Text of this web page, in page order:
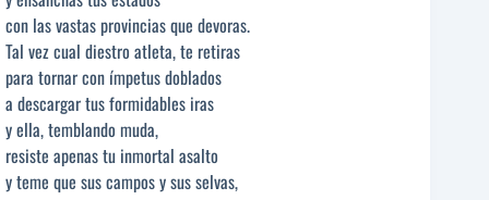
con las vastas provincias que devoras.
Tal vez cual diestro atleta, te retiras
para tornar con ímpetus doblados
a descargar tus formidables iras
y ella, temblando muda,
resiste apenas tu inmortal asalto
y teme que sus campos y sus selvas,